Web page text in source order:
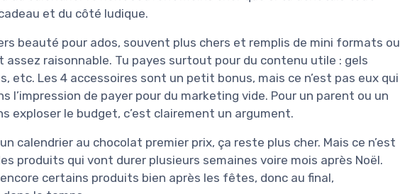
et du côté ludique.
beauté pour ados, souvent plus chers et remplis de mini formats ou
raisonnable. Tu payes surtout pour du contenu utile : gels
etc. Les 4 accessoires sont un petit bonus, mais ce n’est pas eux qui
l’impression de payer pour du marketing vide. Pour un parent ou un
exploser le budget, c’est clairement un argument.
calendrier au chocolat premier prix, ça reste plus cher. Mais ce n’est
produits qui vont durer plusieurs semaines voire mois après Noël.
certains produits bien après les fêtes, donc au final,